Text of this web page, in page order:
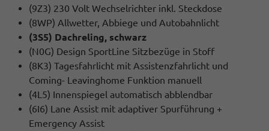
(9Z3) 230 Volt Wechselrichter inkl. Steckdose
(8WP) Allwetter, Abbiege und Autobahnlicht
(3S5) Dachreling, schwarz
(N0G) Design SportLine Sitzbezüge in Stoff
(8K3) Tagesfahrlicht mit Assistenzfahrlicht und
Coming- Leavinghome Funktion manuell
(4L5) Innenspiegel automatisch abblendbar
(6I6) Lane Assist mit adaptiver Spurführung +
Emergency Assist